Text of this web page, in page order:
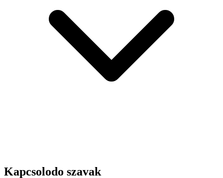
Kapcsolodo szavak